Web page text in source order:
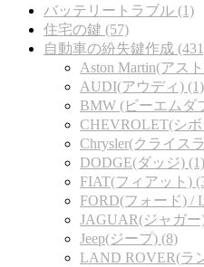
バッテリートラブル (1)
住宅の鍵 (57)
自動車の紛失鍵作成
Aston Martin(アス
AUDI(アウディ) (1)
BMW (ビーエムダ
CHEVROLET(シ
Chrysler(クライス
DODGE(ダッジ) (1)
FIAT(フィアット)
FORD(フォード) /
JAGUAR(ジャガー
Jeep(ジープ) (8)
LAND ROVER(ラ